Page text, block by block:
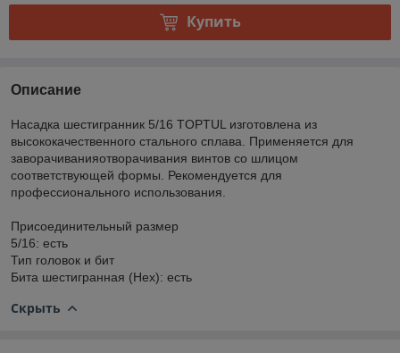
Купить
Описание
Насадка шестигранник 5/16 TOPTUL изготовлена из
высококачественного стального сплава. Применяется для
заворачиванияотворачивания винтов со шлицом
соответствующей формы. Рекомендуется для
профессионального использования.
Присоединительный размер
5/16: есть
Тип головок и бит
Бита шестигранная (Hex): есть
Скрыть